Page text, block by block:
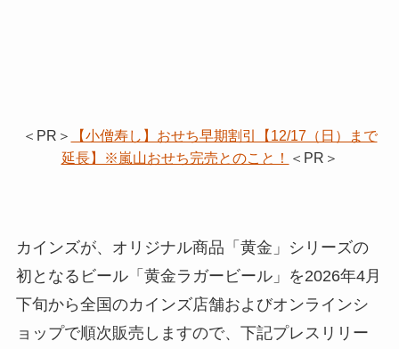
＜PR＞
【小僧寿し】おせち早期割引【12/17（日）まで
延長】※嵐山おせち完売とのこと！
＜PR＞
カインズが、オリジナル商品「黄金」シリーズの
初となるビール「黄金ラガービール」を2026年4月
下旬から全国のカインズ店舗およびオンラインシ
ョップで順次販売しますので、下記プレスリリー